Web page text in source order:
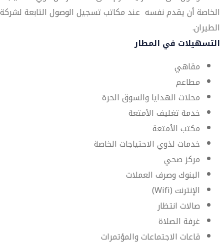
الخاصة أن يقدم نفسه عند مكاتب تسجيل الوصول التابعة لشركة
الطيران.
التسهيلات في المطار
مقاهي
مطاعم
محلات الهدايا والسوق الحرة
خدمة تغليف الأمتعة
مكتب الأمتعة
خدمات لذوي الاحتياجات الخاصة
مركز صحي
البنوك وصرف العملات
الإنترنت (Wifi)
صالات انتظار
غرفة الصلاة
قاعات الاجتماعات والمؤتمرات